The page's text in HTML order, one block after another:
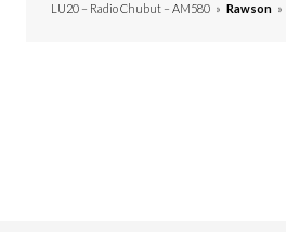
LU20 – Radio Chubut – AM580 » Rawson »